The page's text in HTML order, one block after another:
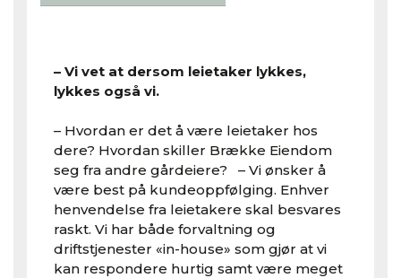
– Vi vet at dersom leietaker lykkes,
lykkes også vi.
– Hvordan er det å være leietaker hos
dere? Hvordan skiller Brække Eiendom
seg fra andre gårdeiere? – Vi ønsker å
være best på kundeoppfølging. Enhver
henvendelse fra leietakere skal besvares
raskt. Vi har både forvaltning og
driftstjenester «in-house» som gjør at vi
kan respondere hurtig samt være meget